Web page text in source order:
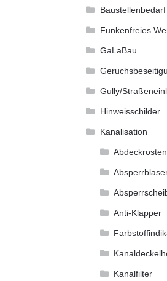
Baustellenbedarf
Funkenfreies
GaLaBau
Gully/
Hinweisschilder
Kanalisation
Abdeckrosten
Anti-Klapper
Kanalfilter